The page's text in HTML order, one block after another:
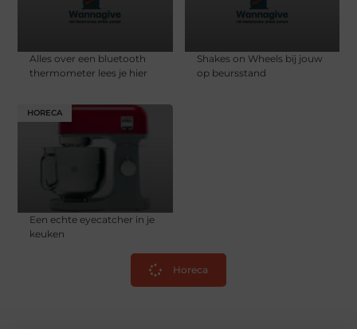
Alles over een bluetooth
thermometer lees je hier
Shakes on Wheels bij jouw
op beursstand
HORECA
Een echte eyecatcher in je
keuken
Horeca